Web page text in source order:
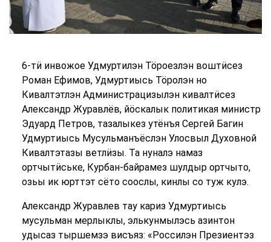
6-тӥ инвожое Удмуртилэн Тӧроезлэн воштӥсез
Роман Ефимов, Удмуртиысь Тӧролэн но
Кивалтэтлэн Администрацизылэн кивалтӥсез
Александр Журавлёв, йӧскалык политикая министр
Эдуард Петров, тазалыкез утёнъя Сергей Багин
Удмуртиысь Мусульманъёслэн Улосвыл Духовной
Кивалтэтазы ветлӥзы. Та нуналэ намаз
ортчытӥське, Курбан-байрамез шулдыр ортчыто,
озьы ик юрттэт сёто соослы, кинлы со туж кулэ.
Александр Журавлев тау кариз Удмуртиысь
мусульман мерлыклы, элькунмылэсь азинтон
удысаз тыршемзэ висъяз: «Россилэн Презиентэз